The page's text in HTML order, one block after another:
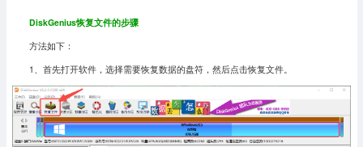
DiskGenius恢复文件的步骤
方法如下：
1、首先打开软件，选择需要恢复数据的盘符，然后点击恢复文件。